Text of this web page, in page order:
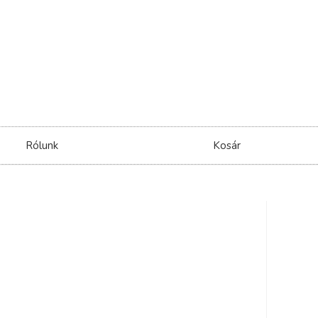
Rólunk Kosár